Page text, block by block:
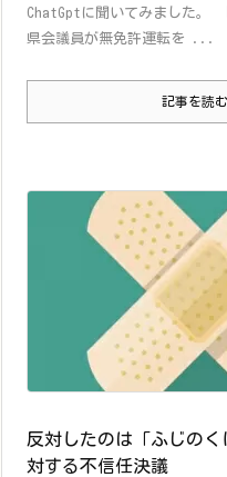
ChatGptに聞いてみました。
県会議員が無免許運転を ...
記事を読む
反対したのは「ふじの
対する不信任決議